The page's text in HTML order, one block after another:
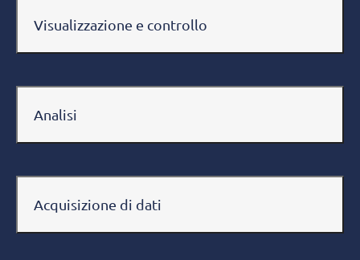
Visualizzazione e controllo
Analisi
Acquisizione di dati